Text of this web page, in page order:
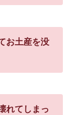
お土産を没
れてしまっ